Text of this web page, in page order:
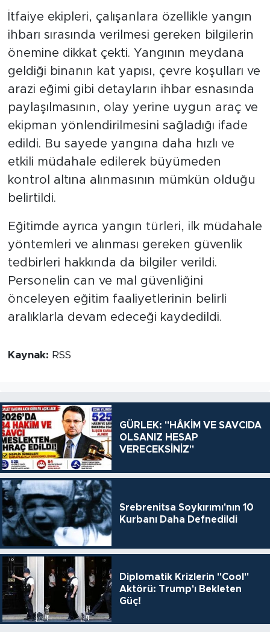
İtfaiye ekipleri, çalışanlara özellikle yangın
ihbarı sırasında verilmesi gereken bilgilerin
önemine dikkat çekti. Yangının meydana
geldiği binanın kat yapısı, çevre koşulları ve
arazi eğimi gibi detayların ihbar esnasında
paylaşılmasının, olay yerine uygun araç ve
ekipman yönlendirilmesini sağladığı ifade
edildi. Bu sayede yangına daha hızlı ve
etkili müdahale edilerek büyümeden
kontrol altına alınmasının mümkün olduğu
belirtildi.
Eğitimde ayrıca yangın türleri, ilk müdahale
yöntemleri ve alınması gereken güvenlik
tedbirleri hakkında da bilgiler verildi.
Personelin can ve mal güvenliğini
önceleyen eğitim faaliyetlerinin belirli
aralıklarla devam edeceği kaydedildi.
Kaynak: RSS
GÜRLEK: "HÂKİM VE SAVCIDA
OLSANIZ HESAP
VERECEKSİNİZ"
Srebrenitsa Soykırımı'nın 10
Kurbanı Daha Defnedildi
Diplomatik Krizlerin "Cool"
Aktörü: Trump'ı Bekleten
Güç!